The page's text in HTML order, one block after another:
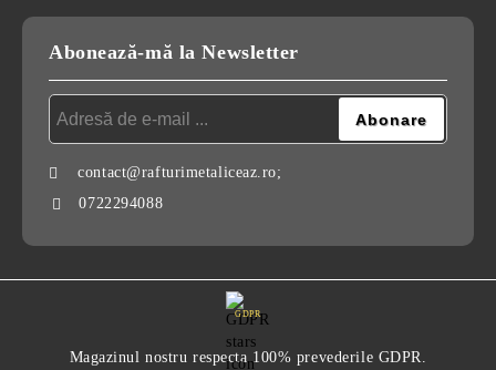
Abonează-mă la Newsletter
contact@rafturimetaliceaz.ro;
0722294088
GDPR
Magazinul nostru respecta 100% prevederile GDPR.